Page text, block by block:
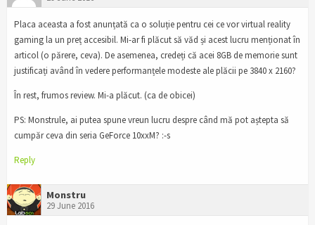
Placa aceasta a fost anunțată ca o soluție pentru cei ce vor virtual reality
gaming la un preț accesibil. Mi-ar fi plăcut să văd și acest lucru menționat în
articol (o părere, ceva). De asemenea, credeți că acei 8GB de memorie sunt
justificați având în vedere performanțele modeste ale plăcii pe 3840 x 2160?
În rest, frumos review. Mi-a plăcut. (ca de obicei)
PS: Monstrule, ai putea spune vreun lucru despre când mă pot aștepta să
cumpăr ceva din seria GeForce 10xxM? :-s
Reply
Monstru
29 June 2016